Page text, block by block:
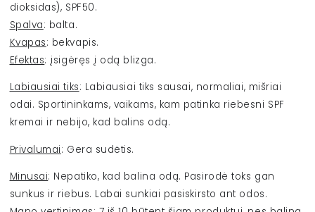
dioksidas), SPF50.
Spalva: balta.
Kvapas: bekvapis.
Efektas: įsigėręs į odą blizga.
Labiausiai tiks: Labiausiai tiks sausai, normaliai, mišriai
odai. Sportininkams, vaikams, kam patinka riebesni SPF
kremai ir nebijo, kad balins odą.
Privalumai: Gera sudėtis.
Minusai: Nepatiko, kad balina odą. Pasirodė toks gan
sunkus ir riebus. Labai sunkiai pasiskirsto ant odos.